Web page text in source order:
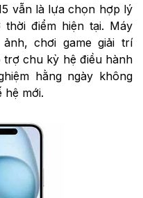
vẫn là lựa chọn hợp lý
điểm hiện tại. Máy
chơi game giải trí
chu kỳ hệ điều hành
hằng ngày không
hệ mới.